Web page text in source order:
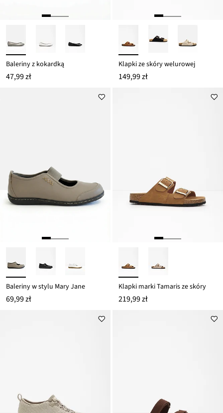
Baleriny z kokardką
47,99 zł
Klapki ze skóry welurowej
149,99 zł
Baleriny w stylu Mary Jane
69,99 zł
Klapki marki Tamaris ze skóry
219,99 zł